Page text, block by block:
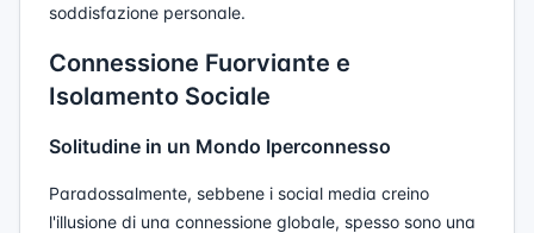
soddisfazione personale.
Connessione Fuorviante e
Isolamento Sociale
Solitudine in un Mondo Iperconnesso
Paradossalmente, sebbene i social media creino
l'illusione di una connessione globale, spesso sono una